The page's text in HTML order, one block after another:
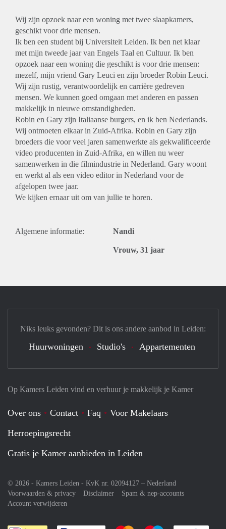
Wij zijn opzoek naar een woning met twee slaapkamers,
geschikt voor drie mensen.
Ik ben een student bij Universiteit Leiden. Ik ben net klaar
met mijn tweede jaar van Engels Taal en Cultuur. Ik ben
opzoek naar een woning die geschikt is voor drie mensen:
mezelf, mijn vriend Gary Leuci en zijn broeder Robin Leuci.
Wij zijn rustig, verantwoordelijk en carrière gedreven
mensen. We kunnen goed omgaan met anderen en passen
makkelijk in nieuwe omstandigheden.
Robin en Gary zijn Italiaanse burgers, en ik ben Nederlands.
Wij ontmoeten elkaar in Zuid-Afrika. Robin en Gary zijn
broeders die voor veel jaren samenwerkte als gekwalificeerde
video producenten in Zuid-Afrika, en willen nu weer
samenwerken in die filmindustrie in Nederland. Gary woont
en werkt al als een video editor in Nederland voor de
afgelopen twee jaar.
We kijken ernaar uit om van jullie te horen.
Algemene informatie: Nandi
Vrouw, 31 jaar
Op Kamers Leiden vind en verhuur je makkelijk je Kamer
Over ons Contact Faq
Voor Makelaars
Herroepingsrecht
Gratis je Kamer aanbieden in Leiden
© 2026 - Kamers Leiden - KvK nr. 02094127 – Nederland
Voorwaarden & privacy
Disclaimer
Spam & nep-accounts
Account verwijderen
Niks leuks gevonden? Dit is ons andere aanbod in Leiden:
Huurwoningen Studio's Appartementen